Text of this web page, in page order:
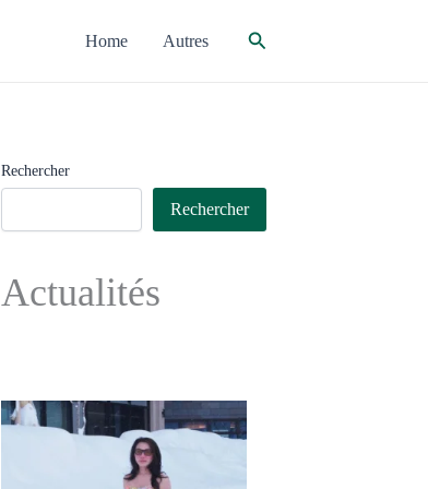
Home Autres Rechercher
Rechercher
Rechercher
Actualités